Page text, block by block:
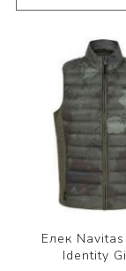
Елек
Identity